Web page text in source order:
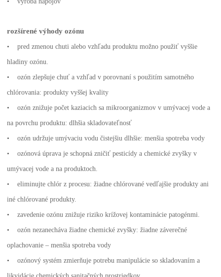
rozšírené výhody ozónu
• pred zmenou chuti alebo vzhľadu produktu možno použiť vyššie
hladiny ozónu.
• ozón zlepšuje chuť a vzhľad v porovnaní s použitím samotného
chlórovania: produkty vyššej kvality
• ozón znižuje počet kaziacich sa mikroorganizmov v umývacej vode a
na povrchu produktu: dlhšia skladovateľnosť
• ozón udržuje umývaciu vodu čistejšiu dlhšie: menšia spotreba vody
• ozónová úprava je schopná zničiť pesticídy a chemické zvyšky v
umývacej vode a na produktoch.
• eliminujte chlór z procesu: žiadne chlórované vedľajšie produkty ani
iné chlórované produkty.
• zavedenie ozónu znižuje riziko krížovej kontaminácie patogénmi.
• ozón nezanecháva žiadne chemické zvyšky: žiadne záverečné
oplachovanie – menšia spotreba vody
• ozónový systém zmierňuje potrebu manipulácie so skladovaním a
likvidácie chemických sanitačných prostriedkov.